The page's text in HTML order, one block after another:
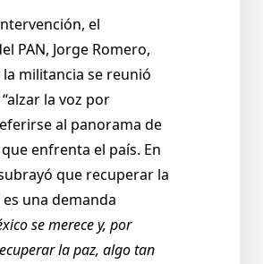
el
PAN, Jorge Romero,
militancia se reunió
la voz por
al panorama de
enfrenta el país. En
que recuperar la
una demanda
se merece y, por
la paz, algo tan